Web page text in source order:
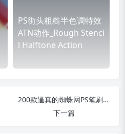
PS街头粗糙半色调特效
ATN动作_Rough Stenci
l Halftone Action
200款逼真的蜘蛛网PS笔刷下载_给你带来真实感和窒息效果！
下一篇